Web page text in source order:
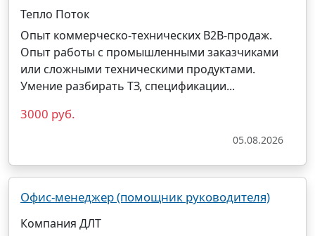
Тепло Поток
Опыт коммерческо-технических B2B-продаж.
Опыт работы с промышленными заказчиками
или сложными техническими продуктами.
Умение разбирать ТЗ, спецификации...
3000 руб.
05.08.2026
Офис-менеджер (помощник руководителя)
Компания ДЛТ